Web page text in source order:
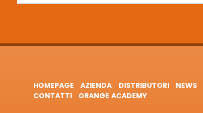
HOMEPAGE AZIENDA DISTRIBUTORI NEWS
CONTATTI
ORANGE ACADEMY